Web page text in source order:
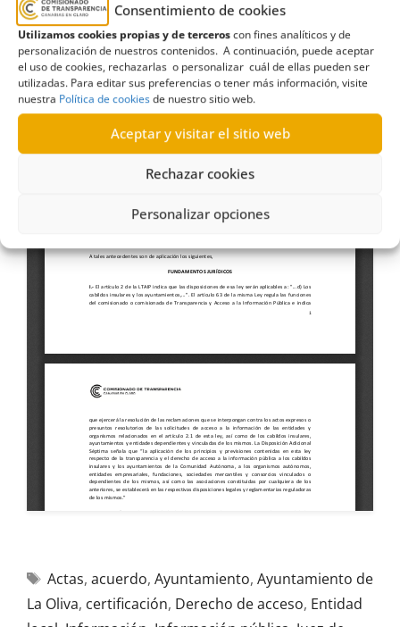
Consentimiento de cookies
Utilizamos cookies propias y de terceroscon fines analíticos y de
personalización de nuestros contenidos. A continuación, puede aceptar
el uso de cookies, rechazarlas o personalizar cuál de ellas pueden ser
utilizadas. Para editar sus preferencias o tener más información, visite
nuestra Política de cookiesde nuestro sitio web.
Aceptar y visitar el sitio web
Rechazar cookies
Personalizar opciones
Actas, acuerdo, Ayuntamiento, Ayuntamiento de
La Oliva, certificación, Derecho de acceso, Entidad